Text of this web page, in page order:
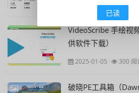
2025-03-04 404 阅读
VideoScribe 手绘视
供软件下载）
2025-01-05 300 阅
破晓PE工具箱（
已读